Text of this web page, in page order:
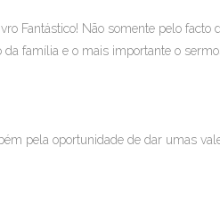
Fantástico! Não somente pelo facto
família e o mais importante o
pela oportunidade de dar umas